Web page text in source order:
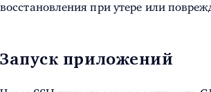
восстановления при утере или
Запуск приложений